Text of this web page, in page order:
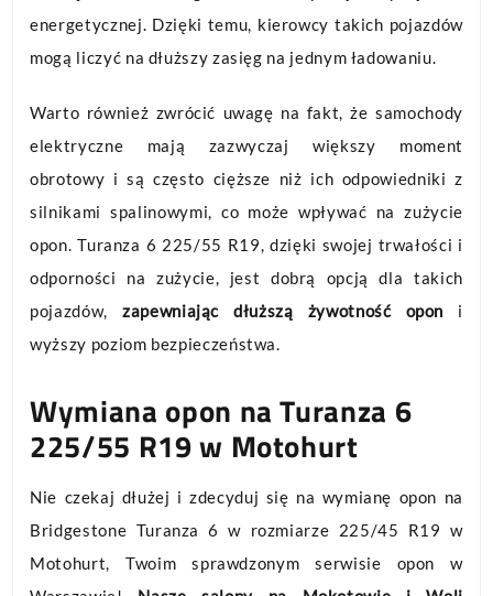
energetycznej. Dzięki temu, kierowcy takich pojazdów
mogą liczyć na dłuższy zasięg na jednym ładowaniu.
Warto również zwrócić uwagę na fakt, że samochody
elektryczne mają zazwyczaj większy moment
obrotowy i są często cięższe niż ich odpowiedniki z
silnikami spalinowymi, co może wpływać na zużycie
opon. Turanza 6 225/55 R19, dzięki swojej trwałości i
odporności na zużycie, jest dobrą opcją dla takich
pojazdów,zapewniając dłuższą żywotność opon i
wyższy poziom bezpieczeństwa.
Wymiana opon na Turanza 6
225/55 R19 w Motohurt
Nie czekaj dłużej i zdecyduj się na wymianę opon na
Bridgestone Turanza 6 w rozmiarze 225/45 R19 w
Motohurt, Twoim sprawdzonym serwisie opon w